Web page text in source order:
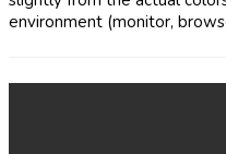
environment (monitor,